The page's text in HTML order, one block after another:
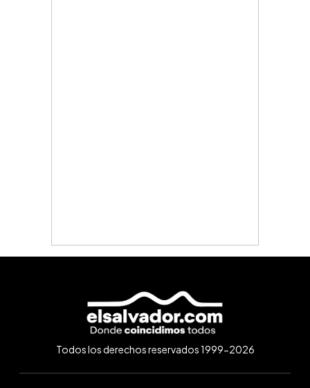
Todos los derechos reservados 1999-2026